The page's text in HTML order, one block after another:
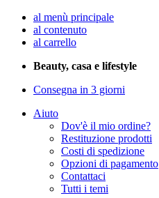
al menù principale
al contenuto
al carrello
Beauty, casa e lifestyle
Consegna in 3 giorni
Aiuto
Dov'è il mio ordine?
Restituzione prodotti
Costi di spedizione
Opzioni di pagamento
Contattaci
Tutti i temi